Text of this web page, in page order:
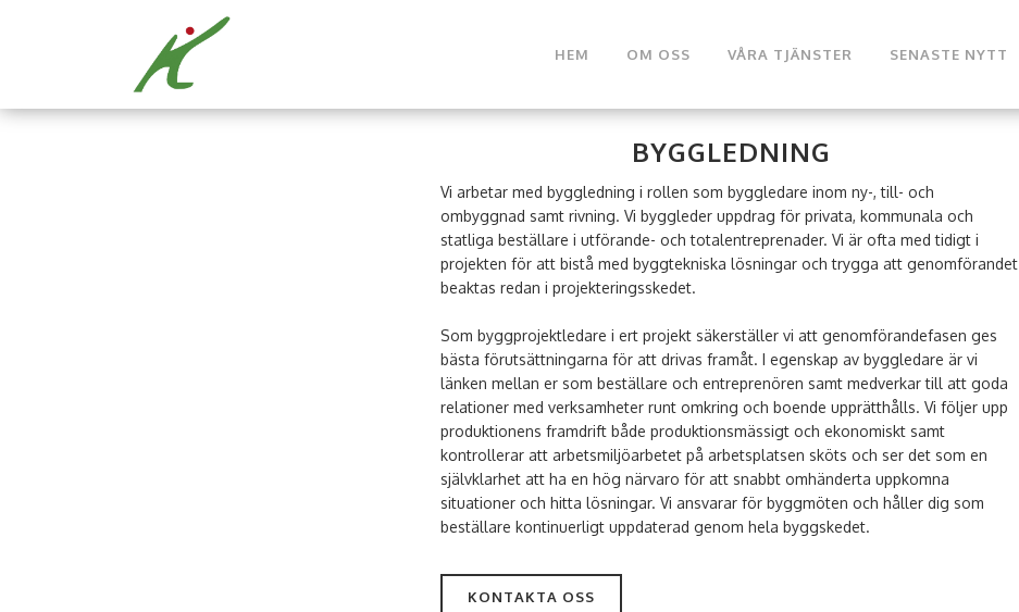
HEM OM OSS VÅRA TJÄNSTER SENASTE NYTT
BYGGLEDNING
Vi arbetar med byggledning i rollen som byggledare inom ny-, till- och
ombyggnad samt rivning. Vi byggleder uppdrag för privata, kommunala och
statliga beställare i utförande- och totalentreprenader. Vi är ofta med tidigt i
projekten för att bistå med byggtekniska lösningar och trygga att genomförandet
beaktas redan i projekteringsskedet.
Som byggprojektledare i ert projekt säkerställer vi att genomförandefasen ges
bästa förutsättningarna för att drivas framåt. I egenskap av byggledare är vi
länken mellan er som beställare och entreprenören samt medverkar till att goda
relationer med verksamheter runt omkring och boende upprätthålls. Vi följer upp
produktionens framdrift både produktionsmässigt och ekonomiskt samt
kontrollerar att arbetsmiljöarbetet på arbetsplatsen sköts och ser det som en
självklarhet att ha en hög närvaro för att snabbt omhänderta uppkomna
situationer och hitta lösningar. Vi ansvarar för byggmöten och håller dig som
beställare kontinuerligt uppdaterad genom hela byggskedet.
KONTAKTA OSS